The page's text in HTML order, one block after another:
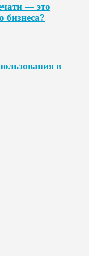
— это
бизнеса?
в